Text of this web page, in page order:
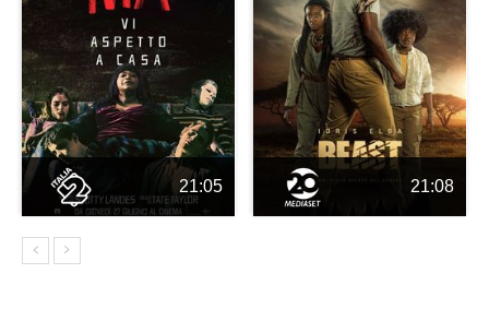
21:05 21:08